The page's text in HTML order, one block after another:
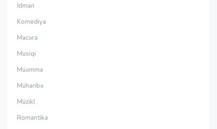
İdman
Komediya
Macəra
Musiqi
Müəmma
Müharibə
Müzikl
Romantika